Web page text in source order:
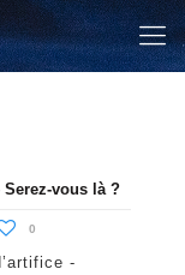
Serez-vous là ?
0
-